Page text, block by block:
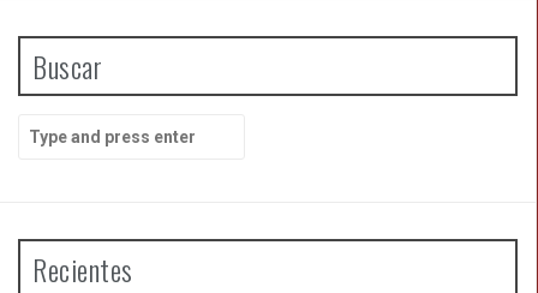
Buscar
Search
for:
Recientes